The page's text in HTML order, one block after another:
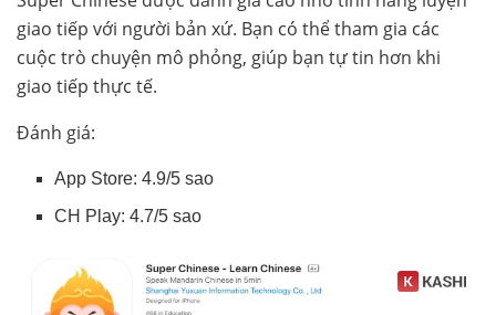
giao tiếp với người bản xứ. Bạn có thể tham gia các
cuộc trò chuyện mô phỏng, giúp bạn tự tin hơn khi
giao tiếp thực tế.
Đánh giá:
App Store: 4.9/5 sao
CH Play: 4.7/5 sao